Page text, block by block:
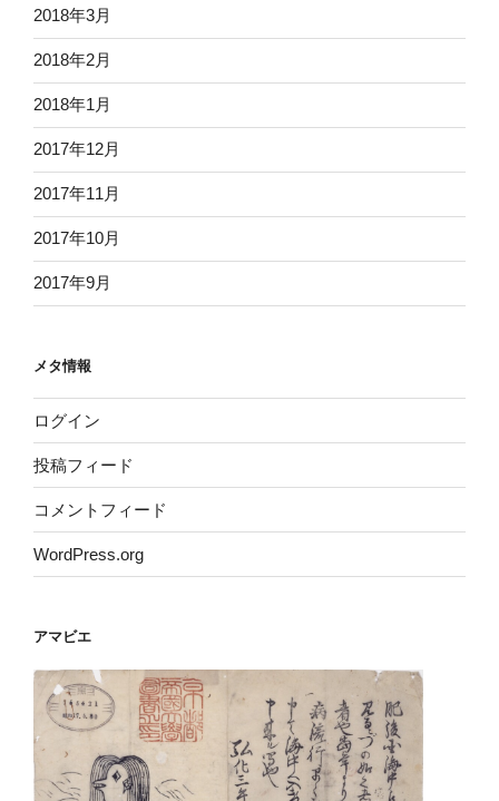
2018年3月
2018年2月
2018年1月
2017年12月
2017年11月
2017年10月
2017年9月
メタ情報
ログイン
投稿フィード
コメントフィード
WordPress.org
アマビエ